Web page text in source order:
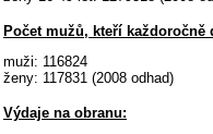
Počet mužů, kteří
muži: 116824
ženy: 117831 (2008 odhad)
Výdaje na obranu: